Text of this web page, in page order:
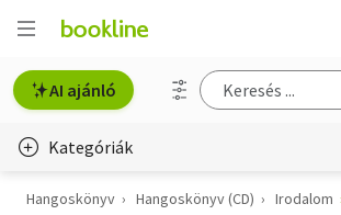
AI ajánló
Kategóriák
Életmód, egészség
Hangoskönyv Hangoskönyv (CD) Irodalom